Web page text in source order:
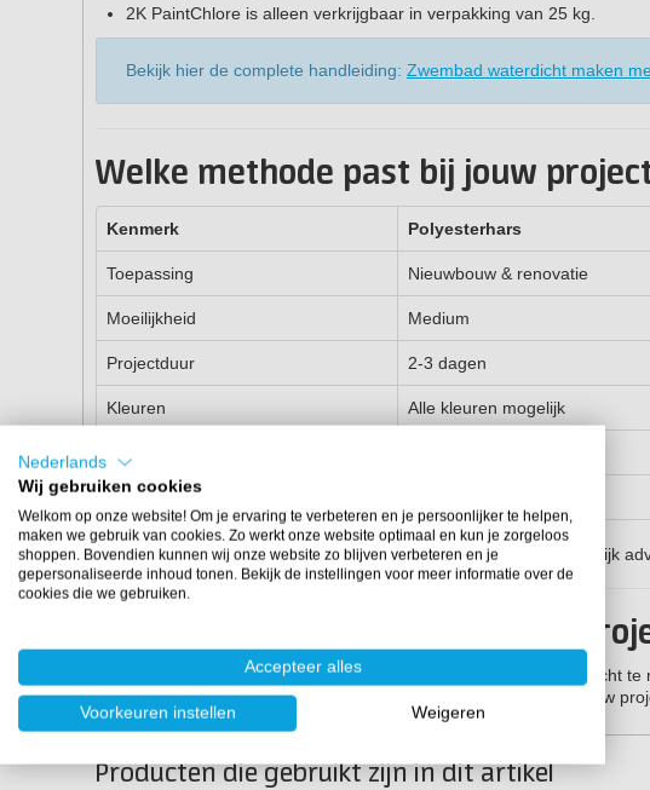
2K PaintChlore is alleen verkrijgbaar in verpakking van 25 kg.
Bekijk hier de complete handleiding: Zwembad waterdicht maken
Welke methode past bij jouw
Kenmerk Polyesterhars
Toepassing Nieuwbouw & renovatie
Moeilijkheid Medium
Projectduur 2-3 dagen
Kleuren Alle kleuren mogelijk
Prijsindicatie
Twijfel je nog? Neem gerust contact met ons op voor een persoonlijk
Heb je vragen over je
Of wil je advies over de juiste methode om jouw zwembad waterdicht
Onze specialisten helpen je graag via
over jouw
Producten die gebruikt zijn in dit artikel
Nederlands
Wij gebruiken cookies
Welkom op onze website! Om je ervaring te verbeteren en je persoonlijker te helpen,
maken we gebruik van cookies. Zo werkt onze website optimaal en kun je zorgeloos
shoppen. Bovendien kunnen wij onze website zo blijven verbeteren en je
gepersonaliseerde inhoud tonen. Bekijk de instellingen voor meer informatie over de
cookies die we gebruiken.
Accepteer alles
Voorkeuren instellen Weigeren